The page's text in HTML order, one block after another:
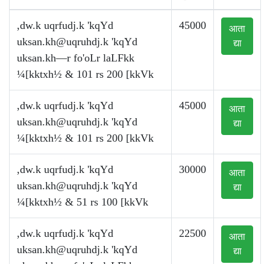
,dw.k uqrfudj.k 'kqYd
uksan.kh@uqruhdj.k 'kqYd
uksan.kh—r fo'oLr laLFkk
¼[kktxh½ & 101 rs 200 [kkVk
45000
आता
द्या
,dw.k uqrfudj.k 'kqYd
uksan.kh@uqruhdj.k 'kqYd
¼[kktxh½ & 101 rs 200 [kkVk
45000
आता
द्या
,dw.k uqrfudj.k 'kqYd
uksan.kh@uqruhdj.k 'kqYd
¼[kktxh½ & 51 rs 100 [kkVk
30000
आता
द्या
,dw.k uqrfudj.k 'kqYd
uksan.kh@uqruhdj.k 'kqYd
22500
आता
द्या